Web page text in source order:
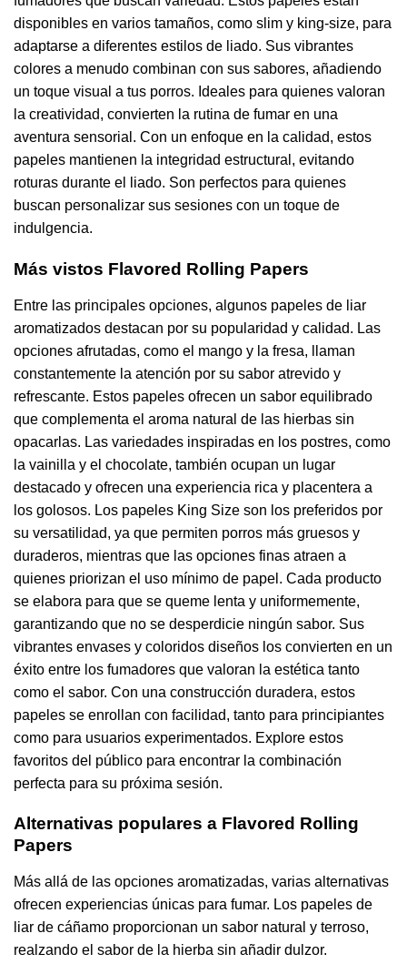
disponibles en varios tamaños, como slim y king-size, para
adaptarse a diferentes estilos de liado. Sus vibrantes
colores a menudo combinan con sus sabores, añadiendo
un toque visual a tus porros. Ideales para quienes valoran
la creatividad, convierten la rutina de fumar en una
aventura sensorial. Con un enfoque en la calidad, estos
papeles mantienen la integridad estructural, evitando
roturas durante el liado. Son perfectos para quienes
buscan personalizar sus sesiones con un toque de
indulgencia.
Más vistos Flavored Rolling Papers
Entre las principales opciones, algunos papeles de liar
aromatizados destacan por su popularidad y calidad. Las
opciones afrutadas, como el mango y la fresa, llaman
constantemente la atención por su sabor atrevido y
refrescante. Estos papeles ofrecen un sabor equilibrado
que complementa el aroma natural de las hierbas sin
opacarlas. Las variedades inspiradas en los postres, como
la vainilla y el chocolate, también ocupan un lugar
destacado y ofrecen una experiencia rica y placentera a
los golosos. Los papeles King Size son los preferidos por
su versatilidad, ya que permiten porros más gruesos y
duraderos, mientras que las opciones finas atraen a
quienes priorizan el uso mínimo de papel. Cada producto
se elabora para que se queme lenta y uniformemente,
garantizando que no se desperdicie ningún sabor. Sus
vibrantes envases y coloridos diseños los convierten en un
éxito entre los fumadores que valoran la estética tanto
como el sabor. Con una construcción duradera, estos
papeles se enrollan con facilidad, tanto para principiantes
como para usuarios experimentados. Explore estos
favoritos del público para encontrar la combinación
perfecta para su próxima sesión.
Alternativas populares a Flavored Rolling
Papers
Más allá de las opciones aromatizadas, varias alternativas
ofrecen experiencias únicas para fumar. Los papeles de
liar de cáñamo proporcionan un sabor natural y terroso,
realzando el sabor de la hierba sin añadir dulzor.